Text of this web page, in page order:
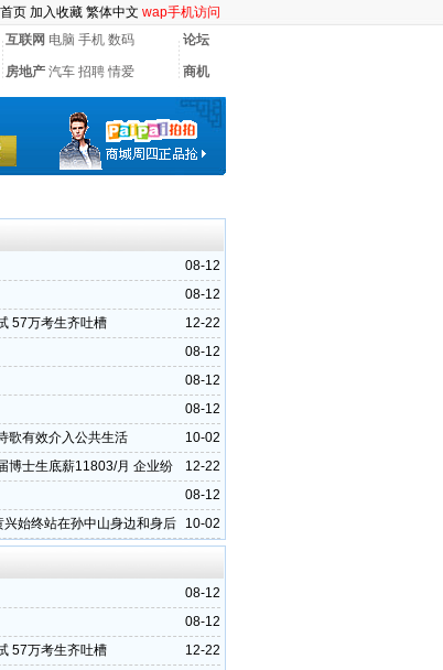
页 加入收藏 繁体中文 wap手机访问
互联网 电脑 手机 数码 论坛
房地产 汽车 招聘 情爱 商机
08-12
08-12
12-22
57万考生齐吐槽
08-12
08-12
08-12
10-02
歌有效介入公共生活
12-22
博士生底薪11803/月 企业纷
08-12
10-02
兴始终站在孙中山身边和身后
08-12
08-12
12-22
57万考生齐吐槽